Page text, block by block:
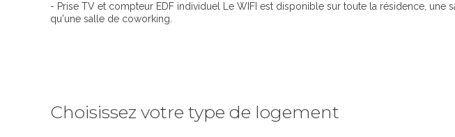
- Prise TV et compteur EDF individuel Le WIFI est disponible sur toute la résidence, une
qu'une salle de coworking.
Choisissez votre type de logement